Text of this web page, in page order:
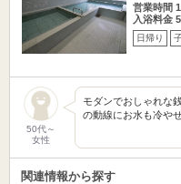
営業時間
入浴料金
日帰り
50代～
女性
モダンでおしゃれな
の動線にお水も冷や
関連情報から探す